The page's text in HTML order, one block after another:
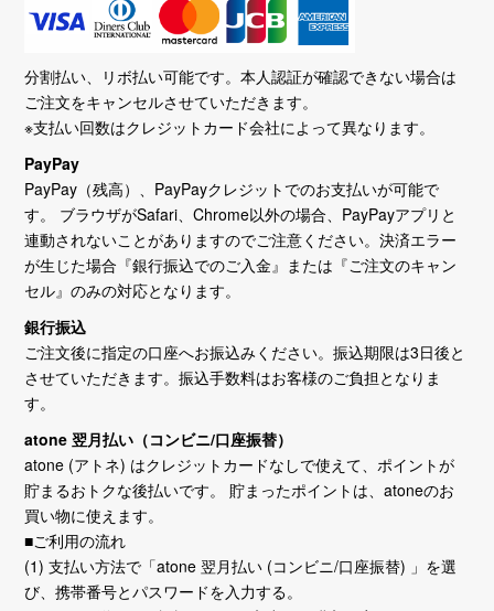
分割払い、リボ払い可能です。本人認証が確認できない場合は
ご注文をキャンセルさせていただきます。
※支払い回数はクレジットカード会社によって異なります。
PayPay
PayPay（残高）、PayPayクレジットでのお支払いが可能で
す。 ブラウザがSafari、Chrome以外の場合、PayPayアプリと
連動されないことがありますのでご注意ください。決済エラー
が生じた場合『銀行振込でのご入金』または『ご注文のキャン
セル』のみの対応となります。
銀行振込
ご注文後に指定の口座へお振込みください。振込期限は3日後と
させていただきます。振込手数料はお客様のご負担となりま
す。
atone 翌月払い（コンビニ/口座振替）
atone (アトネ) はクレジットカードなしで使えて、ポイントが
貯まるおトクな後払いです。 貯まったポイントは、atoneのお
買い物に使えます。
■ご利用の流れ
(1) 支払い方法で「atone 翌月払い (コンビニ/口座振替) 」を選
び、携帯番号とパスワードを入力する。